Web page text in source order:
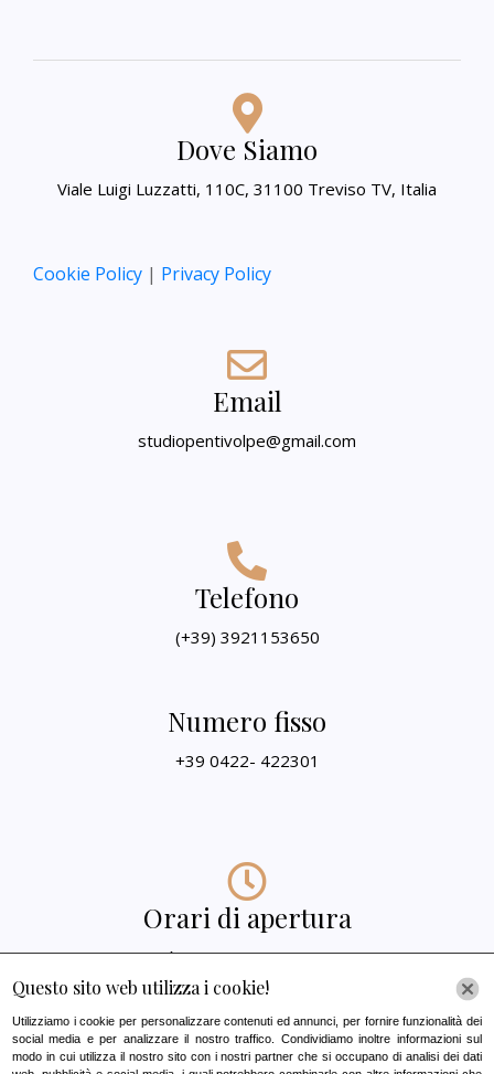
Dove Siamo
Viale Luigi Luzzatti, 110C, 31100 Treviso TV, Italia
Cookie Policy | Privacy Policy
Email
studiopentivolpe@gmail.com
Telefono
(+39) 3921153650
Numero fisso
+39 0422- 422301
Orari di apertura
LUNEDì 10:00-12:30 / 15:30-19:30
MARTEDì 10:00-12:30 / 15:30-19:30
GIOVEDì 10:00-16:00
Questo sito web utilizza i cookie!
Utilizziamo i cookie per personalizzare contenuti ed annunci, per fornire funzionalità dei
social media e per analizzare il nostro traffico. Condividiamo inoltre informazioni sul
modo in cui utilizza il nostro sito con i nostri partner che si occupano di analisi dei dati